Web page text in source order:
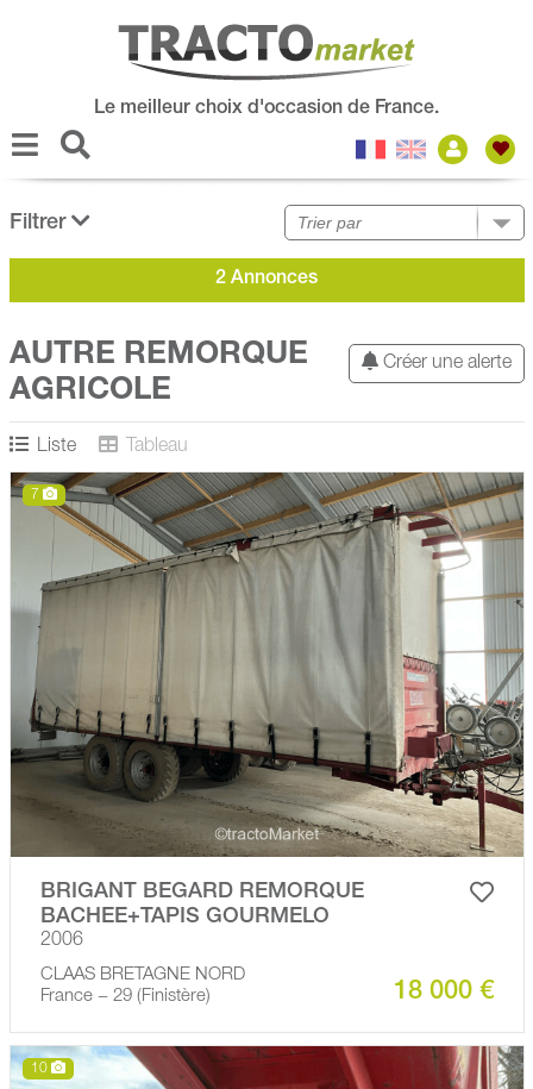
Le meilleur choix d'occasion de France.
Filtrer
2 Annonces
Créer une alerte
AUTRE REMORQUE
AGRICOLE
Liste Tableau
7
BRIGANT BEGARD REMORQUE
BACHEE+TAPIS GOURMELO
2006
CLAAS BRETAGNE NORD
France − 29 (Finistère)
18 000 €
10